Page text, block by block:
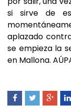
si sirve de
aplazado
se empieza la
en Mallona.